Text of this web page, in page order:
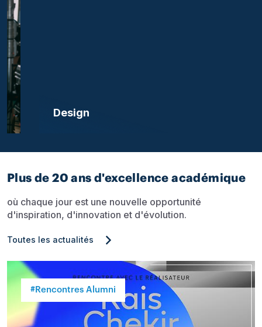
Design
Plus de 20 ans d'excellence académique
où chaque jour est une nouvelle opportunité
d'inspiration, d'innovation et d'évolution.
Toutes les actualités
#Rencontres Alumni